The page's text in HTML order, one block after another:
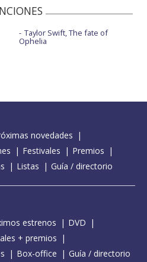
Taylor Swift, The fate of
Ophelia
novedades
Festivales
Premios
Listas Guía / directorio
estrenos
DVD
+ premios
Box-office Guía / directorio